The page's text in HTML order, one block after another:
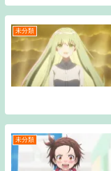
未分類
未分類